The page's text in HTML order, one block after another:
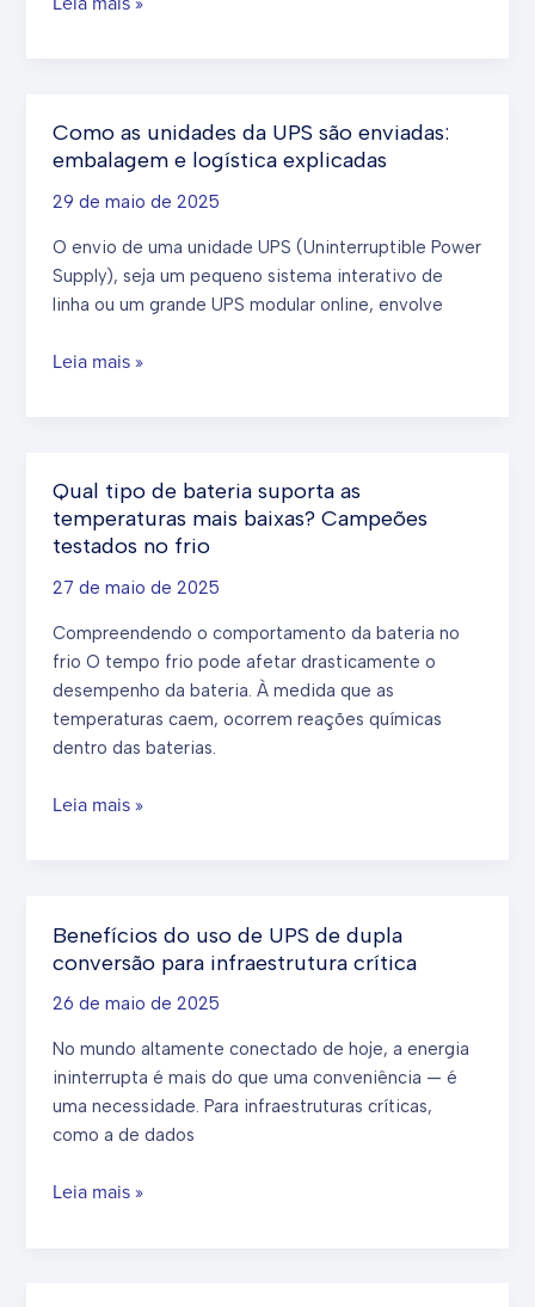
diferenças
de
circuito
de
(PCM)
em
baterias?
Como as unidades da UPS são enviadas:
embalagem e logística explicadas
29 de maio de 2025
O envio de uma unidade UPS (Uninterruptible Power
Supply), seja um pequeno sistema interativo de
linha ou um grande UPS modular online, envolve
Como
são
enviadas:
embalagem
e
explicadas
Leia mais »
Qual tipo de bateria suporta as
temperaturas mais baixas? Campeões
testados no frio
27 de maio de 2025
Compreendendo o comportamento da bateria no
frio O tempo frio pode afetar drasticamente o
desempenho da bateria. À medida que as
temperaturas caem, ocorrem reações químicas
dentro das baterias.
Qual
as
temperaturas
mais
Campeões
testados
no
frio
Leia mais »
Benefícios do uso de UPS de dupla
conversão para infraestrutura crítica
26 de maio de 2025
No mundo altamente conectado de hoje, a energia
ininterrupta é mais do que uma conveniência — é
uma necessidade. Para infraestruturas críticas,
como a de dados
Benefícios
Leia mais »